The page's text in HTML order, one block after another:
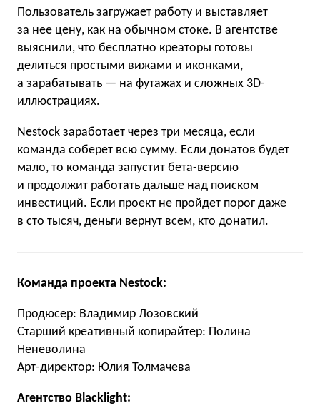
Пользователь загружает работу и выставляет
за нее цену, как на обычном стоке. В агентстве
выяснили, что бесплатно креаторы готовы
делиться простыми вижами и иконками,
а зарабатывать — на футажах и сложных 3D-
иллюстрациях.
Nestock заработает через три месяца, если
команда соберет всю сумму. Если донатов будет
мало, то команда запустит бета-версию
и продолжит работать дальше над поиском
инвестиций. Если проект не пройдет порог даже
в сто тысяч, деньги вернут всем, кто донатил.
Команда проекта Nestock:
Продюсер: Владимир Лозовский
Старший креативный копирайтер: Полина
Неневолина
Арт-директор: Юлия Толмачева
Агентство Blacklight: